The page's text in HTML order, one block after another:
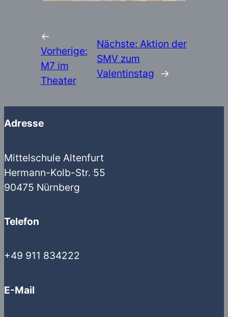
←
Vorherige:
M7 im
Theater
Nächste: Aktion der
SMV zum
Valentinstag
→
Adresse
Mittelschule Altenfurt
Hermann-Kolb-Str. 55
90475 Nürnberg
Telefon
+49 911 834222
E-Mail